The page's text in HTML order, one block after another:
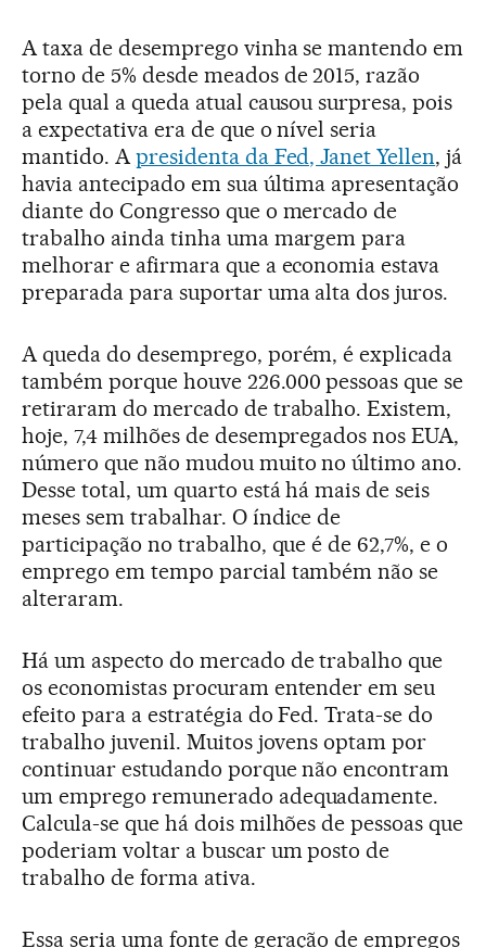
A taxa de desemprego vinha se mantendo em
torno de 5% desde meados de 2015, razão
pela qual a queda atual causou surpresa, pois
a expectativa era de que o nível seria
mantido. Apresidenta da Fed, Janet Yellen, já
havia antecipado em sua última apresentação
diante do Congresso que o mercado de
trabalho ainda tinha uma margem para
melhorar e afirmara que a economia estava
preparada para suportar uma alta dos juros.
A queda do desemprego, porém, é explicada
também porque houve 226.000 pessoas que se
retiraram do mercado de trabalho. Existem,
hoje, 7,4 milhões de desempregados nos EUA,
número que não mudou muito no último ano.
Desse total, um quarto está há mais de seis
meses sem trabalhar. O índice de
participação no trabalho, que é de 62,7%, e o
emprego em tempo parcial também não se
alteraram.
Há um aspecto do mercado de trabalho que
os economistas procuram entender em seu
efeito para a estratégia do Fed. Trata-se do
trabalho juvenil. Muitos jovens optam por
continuar estudando porque não encontram
um emprego remunerado adequadamente.
Calcula-se que há dois milhões de pessoas que
poderiam voltar a buscar um posto de
trabalho de forma ativa.
Essa seria uma fonte de geração de empregos